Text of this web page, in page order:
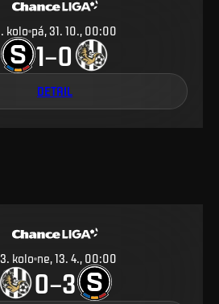
. kolo pá, 31. 10., 00:00
1–0
DETAIL
. kolo ne, 13. 4., 00:00
0–3